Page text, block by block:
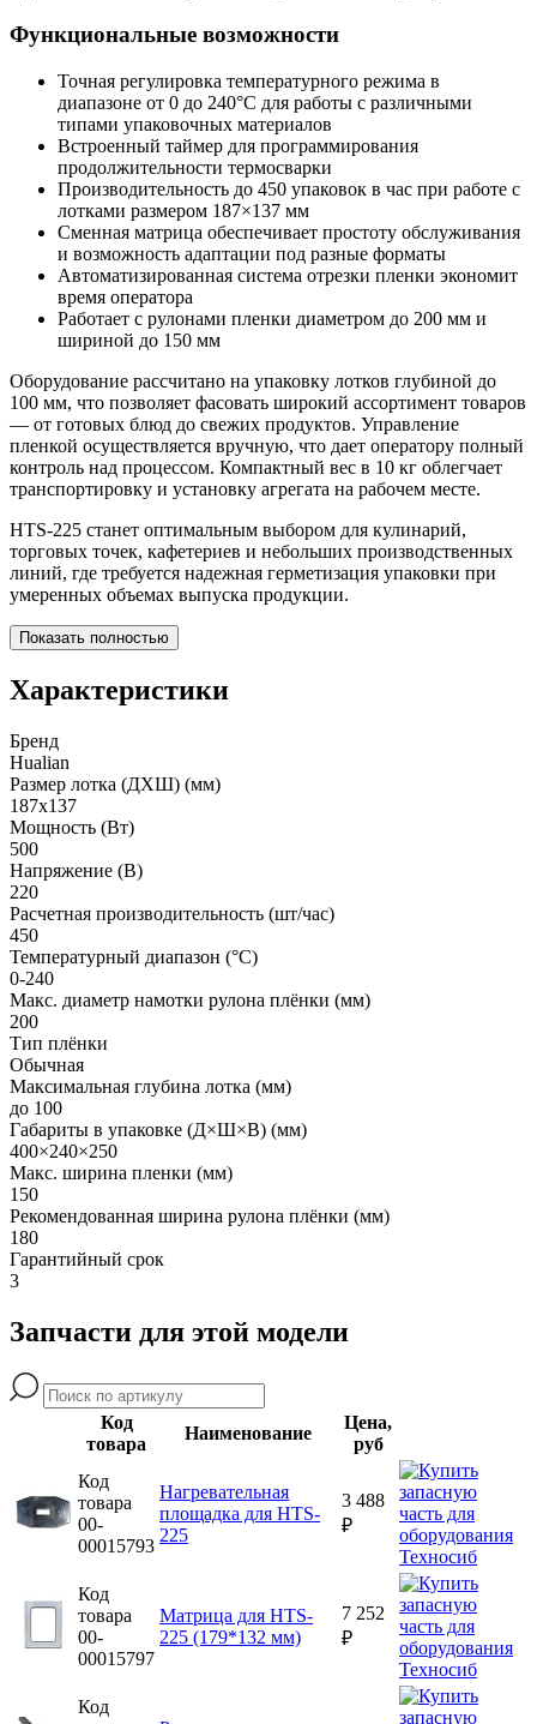
Функциональные возможности
Точная регулировка температурного режима в
диапазоне от 0 до 240°С для работы с различными
типами упаковочных материалов
Встроенный таймер для программирования
продолжительности термосварки
Производительность до 450 упаковок в час при работе с
лотками размером 187×137 мм
Сменная матрица обеспечивает простоту обслуживания
и возможность адаптации под разные форматы
Автоматизированная система отрезки пленки экономит
время оператора
Работает с рулонами пленки диаметром до 200 мм и
шириной до 150 мм
Оборудование рассчитано на упаковку лотков глубиной до
100 мм, что позволяет фасовать широкий ассортимент товаров
— от готовых блюд до свежих продуктов. Управление
пленкой осуществляется вручную, что дает оператору полный
контроль над процессом. Компактный вес в 10 кг облегчает
транспортировку и установку агрегата на рабочем месте.
HTS-225 станет оптимальным выбором для кулинарий,
торговых точек, кафетериев и небольших производственных
линий, где требуется надежная герметизация упаковки при
умеренных объемах выпуска продукции.
Показать полностью
Характеристики
Бренд
Hualian
Размер лотка (ДХШ) (мм)
187х137
Мощность (Вт)
500
Напряжение (В)
220
Расчетная производительность (шт/час)
450
Температурный диапазон (°С)
0-240
Макс. диаметр намотки рулона плёнки (мм)
200
Тип плёнки
Обычная
Максимальная глубина лотка (мм)
до 100
Габариты в упаковке (Д×Ш×В) (мм)
400×240×250
Макс. ширина пленки (мм)
150
Рекомендованная ширина рулона плёнки (мм)
180
Гарантийный срок
3
Запчасти для этой модели
Код
товара
Наименование
Цена,
руб
Код
товара
00-
00015793
Нагревательная
площадка для HTS-
225
3 488
₽
Код
товара
00-
00015797
Матрица для HTS-
225 (179*132 мм)
7 252
₽
Код